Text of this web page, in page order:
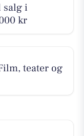
salg i
kr
teater og